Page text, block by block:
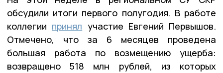
обсудили итоги первого полугодия. В работе
коллегии принял участие Евгений Первышов.
Отмечено, что за 6 месяцев проведена
большая работа по возмещению ущерба:
возвращено 518 млн рублей, из которых